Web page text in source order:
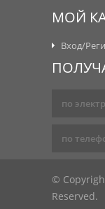
МОЙ
Вход/
©
Reserved.